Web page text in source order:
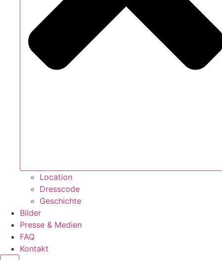
Location
Dresscode
Geschichte
Bilder
Presse & Medien
FAQ
Kontakt